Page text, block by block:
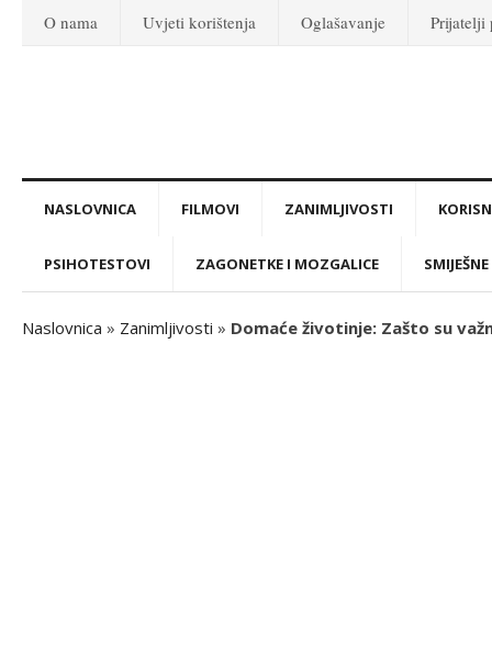
O nama Uvjeti korištenja Oglašavanje Prijatelji
NASLOVNICA FILMOVI ZANIMLJIVOSTI
PSIHOTESTOVI ZAGONETKE I MOZGALICE
Naslovnica » Zanimljivosti » Domaće životinje: Zašto su